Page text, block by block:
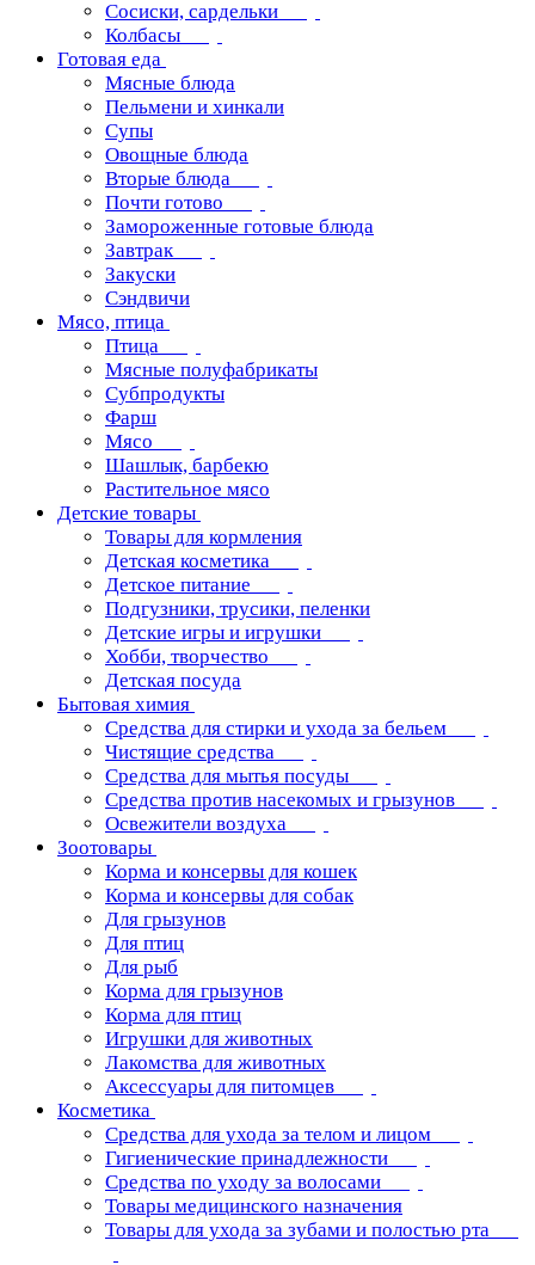
Сосиски, сардельки
Колбасы
Готовая еда
Мясные блюда
Пельмени и хинкали
Супы
Овощные блюда
Вторые блюда
Почти готово
Замороженные готовые блюда
Завтрак
Закуски
Сэндвичи
Мясо, птица
Птица
Мясные полуфабрикаты
Субпродукты
Фарш
Мясо
Шашлык, барбекю
Растительное мясо
Детские товары
Товары для кормления
Детская косметика
Детское питание
Подгузники, трусики, пеленки
Детские игры и игрушки
Хобби, творчество
Детская посуда
Бытовая химия
Средства для стирки и ухода за бельем
Чистящие средства
Средства для мытья посуды
Средства против насекомых и грызунов
Освежители воздуха
Зоотовары
Корма и консервы для кошек
Корма и консервы для собак
Для грызунов
Для птиц
Для рыб
Корма для грызунов
Корма для птиц
Игрушки для животных
Лакомства для животных
Аксессуары для питомцев
Косметика
Средства для ухода за телом и лицом
Гигиенические принадлежности
Средства по уходу за волосами
Товары медицинского назначения
Товары для ухода за зубами и полостью рта